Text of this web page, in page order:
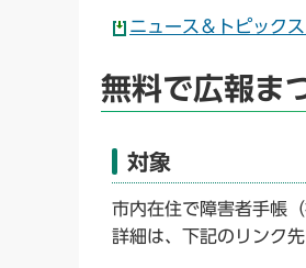
ニュース＆トピック
無料で広報ま
対象
市内在住で障害者手帳
詳細は、下記のリンク先